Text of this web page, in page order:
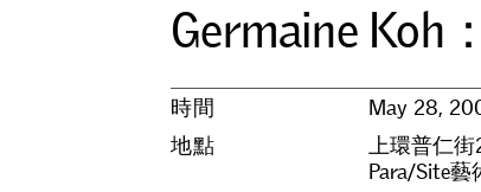
Germaine Koh ：
時間
May 28,
地點
上環普仁
Para/Site藝